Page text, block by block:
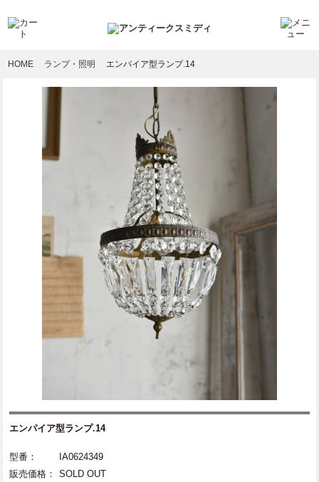
HOME ランプ・照明 エンパイア型ランプ.14
エンパイア型ランプ.14
型番：
IA0624349
販売価格：
SOLD OUT